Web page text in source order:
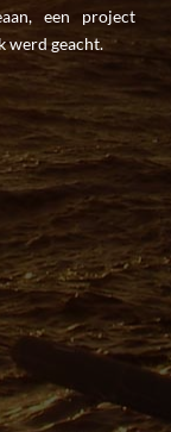
een project
werd geacht.